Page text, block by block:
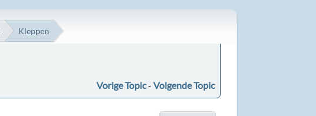
Kleppen
Vorige Topic- Volgende Topic